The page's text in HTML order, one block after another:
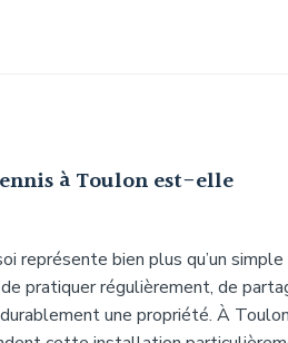
à Toulon est-elle
représente bien plus qu’un simple
pratiquer régulièrement, de
une propriété. À